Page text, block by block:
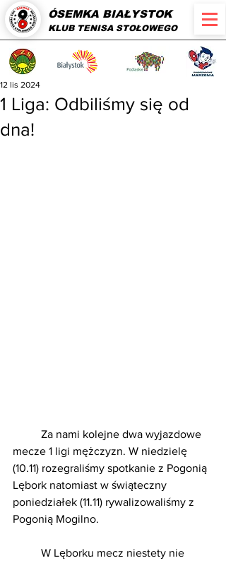
ÓSEMKA BIAŁYSTOK
KLUB TENISA STOŁOWEGO
1 Liga: Odbiliśmy się od
dna!
12 lis 2024
mecze 1 ligi mężczyzn. W niedzielę
(10.11) rozegraliśmy spotkanie z Pogonią
Lębork natomiast w świąteczny
poniedziałek (11.11) rywalizowaliśmy z
Pogonią Mogilno.